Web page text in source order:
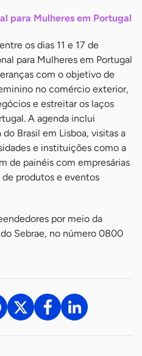
para Mulheres em Portugal
os dias 11 e 17 de
para Mulheres em Portugal
com o objetivo de
no comércio exterior,
e estreitar os laços
A agenda inclui
Brasil em Lisboa, visitas a
e instituições como a
de painéis com empresárias
produtos e eventos
por meio da
Sebrae, no número 0800